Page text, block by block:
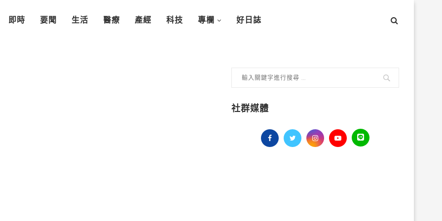
即時 要聞 生活 醫療 產經 科技 專欄 好日誌
社群媒體